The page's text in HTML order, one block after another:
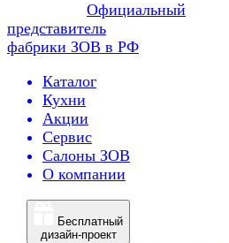
Официальный
представитель
фабрики ЗОВ в РФ
Каталог
Кухни
Акции
Сервис
Салоны ЗОВ
О компании
Бесплатный
дизайн-проект